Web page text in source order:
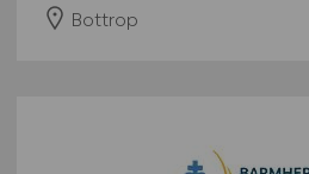
Bottrop